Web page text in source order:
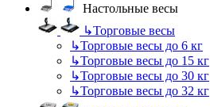
Настольные весы
↳Торговые весы
↳Торговые весы до 6 кг
↳Торговые весы до 15 кг
↳Торговые весы до 30 кг
↳Торговые весы до 32 кг